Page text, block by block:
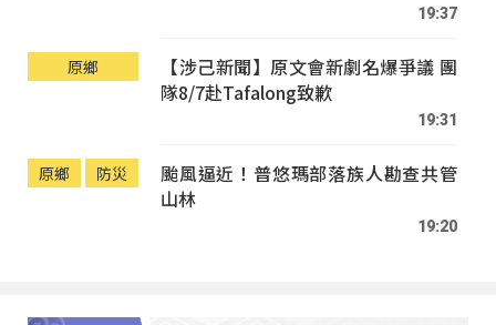
19:37
原鄉
【涉己新聞】原文會新劇名爆爭議 團
隊8/7赴Tafalong致歉
19:31
原鄉 防災
颱風逼近！普悠瑪部落族人勘查共管
山林
19:20